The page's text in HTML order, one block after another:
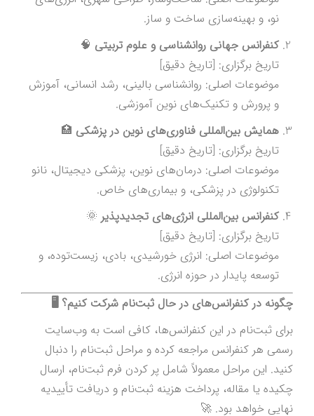
نو، و بهینه‌سازی ساخت و ساز.
کنفرانس جهانی روانشناسی و علوم تربیتی 🧠
تاریخ برگزاری: [تاریخ دقیق]
موضوعات اصلی: روانشناسی بالینی، رشد انسانی، آموزش
و پرورش و تکنیک‌های نوین آموزشی.
همایش بین‌المللی فناوری‌های نوین در پزشکی 🏥
تاریخ برگزاری: [تاریخ دقیق]
موضوعات اصلی: درمان‌های نوین، پزشکی دیجیتال، نانو
تکنولوژی در پزشکی، و بیماری‌های خاص.
کنفرانس بین‌المللی انرژی‌های تجدیدپذیر 🌞
تاریخ برگزاری: [تاریخ دقیق]
موضوعات اصلی: انرژی خورشیدی، بادی، زیست‌توده، و
توسعه پایدار در حوزه انرژی.
چگونه در کنفرانس‌های در حال ثبت‌نام شرکت کنیم؟ 🖥️
برای ثبت‌نام در این کنفرانس‌ها، کافی است به وب‌سایت
رسمی هر کنفرانس مراجعه کرده و مراحل ثبت‌نام را دنبال
کنید. این مراحل معمولاً شامل پر کردن فرم ثبت‌نام، ارسال
چکیده یا مقاله، پرداخت هزینه ثبت‌نام و دریافت تأییدیه
نهایی خواهد بود. 🚀